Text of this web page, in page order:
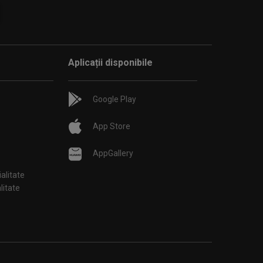
Aplicații disponibile
Google Play
App Store
AppGallery